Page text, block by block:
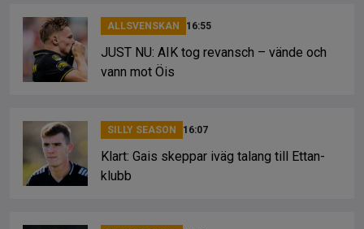
ALLSVENSKAN 16:55
JUST NU: AIK tog revansch – vände och
vann mot Öis
SILLY SEASON 16:07
Klart: Gais skeppar iväg talang till Ettan-
klubb